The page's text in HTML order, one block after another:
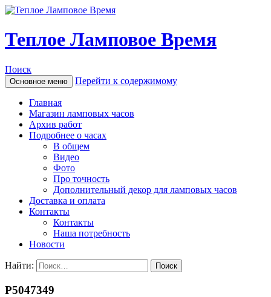
Теплое Ламповое Время
Поиск
Основное меню Перейти к содержимому
Главная
Магазин ламповых часов
Архив работ
Подробнее о часах
В общем
Видео
Фото
Про точность
Дополнительный декор для ламповых часов
Доставка и оплата
Контакты
Контакты
Наша потребность
Новости
Найти:
P5047349